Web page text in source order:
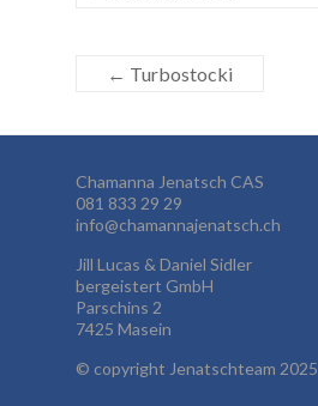
← Turbostocki
Chamanna Jenatsch CAS
081 833 29 29
info@chamannajenatsch.ch
Jill Lucas & Daniel Sidler
bergeistert GmbH
Parschins 2
7425 Masein
© copyright Jenatschteam 2025